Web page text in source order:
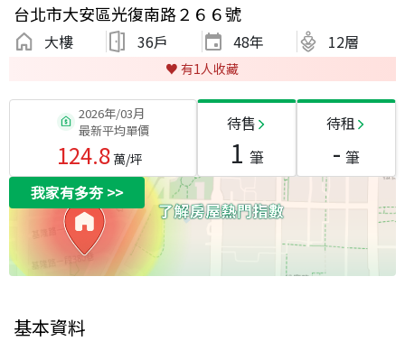
台北市大安區光復南路２６６號
大樓 36戶 48年 12層
♥️ 有1 人收藏
2026年/03月
最新平均單價
124.8萬/坪
待售
1 筆
待租
- 筆
我家有多夯>>
基本資料